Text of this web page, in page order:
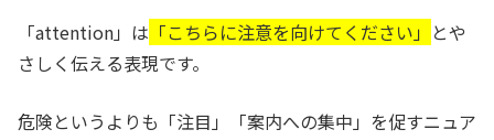
「attention」は 「こちらに注意を向けてください」 とや
さしく伝える表現です。
危険というよりも「注目」「案内への集中」を促すニュア